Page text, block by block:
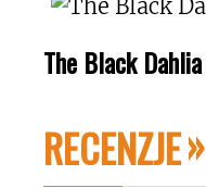
The Black
RECENZJE